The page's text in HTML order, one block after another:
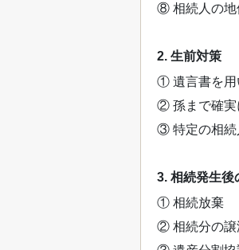
⑧ 相続人の地
2. 生前対策
① 遺言書を用
② 孫まで確実
③ 特定の相続
3. 相続発生後
① 相続放棄
② 相続分の譲